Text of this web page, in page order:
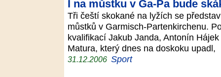
I na můstku v Ga-Pa bude
Tři čeští skokané na lyžích se
můstků v Garmisch-Partenkirchenu.
kvalifikací Jakub Janda, Antonín
Matura, který dnes na doskoku upadl,
31.12.2006 Sport